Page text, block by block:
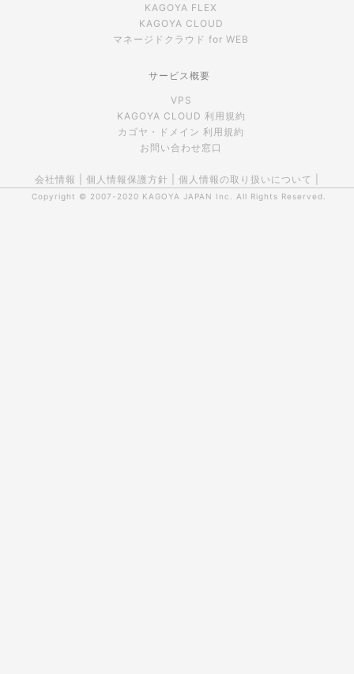
KAGOYA FLEX
KAGOYA CLOUD
マネージドクラウド for WEB
サービス概要
VPS
KAGOYA CLOUD 利用規約
カゴヤ・ドメイン 利用規約
お問い合わせ窓口
会社情報 個人情報保護方針 個人情報の取り扱いについて
Copyright © 2007-2020 KAGOYA JAPAN Inc. All Rights Reserved.